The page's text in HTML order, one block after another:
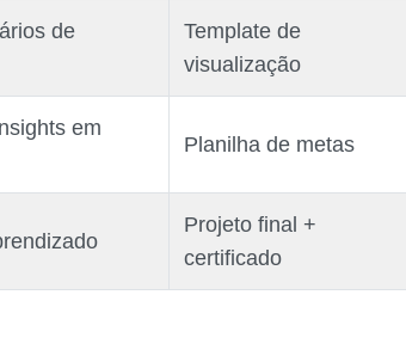
de
Template de
visualização
em
Planilha de metas
Projeto final +
certificado